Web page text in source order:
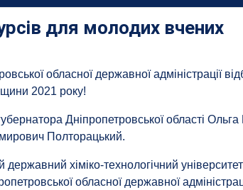
для молодих вчених
обласної державної
2021 року!
Дніпропетровської області
Полторацький.
хіміко-технологічний
обласної державної